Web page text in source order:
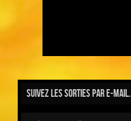
Suivez les sorties par e-mail.